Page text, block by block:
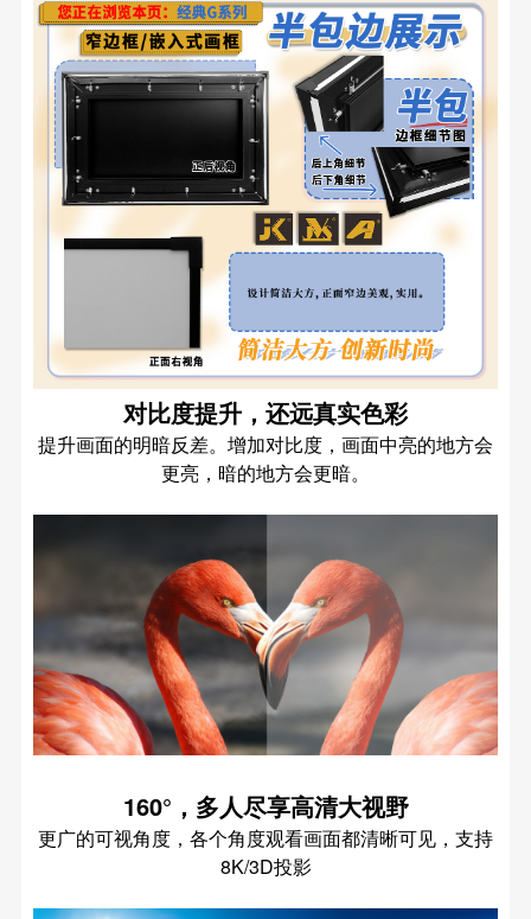
对比度提升，还远真实色彩
提升画面的明暗反差。增加对比度，画面中亮的地方会
更亮，暗的地方会更暗。
160°，多人尽享高清大视野
更广的可视角度，各个角度观看画面都清晰可见，支持
8K/3D投影